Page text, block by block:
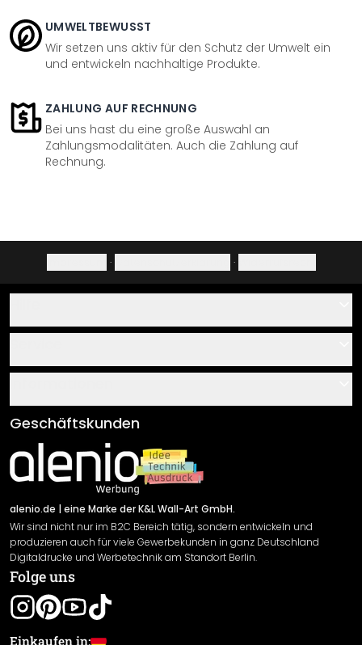
UMWELTBEWUSST
Wir setzen uns aktiv für den Schutz der Umwelt ein
und entwickeln nachhaltige Produkte.
ZAHLUNG AUF RECHNUNG
Bei uns hast du eine große Auswahl an
Zahlungsmodalitäten. Auch die Zahlung auf
Rechnung.
· ·
Über uns
Klebe- und Montageanleitungen
Newsletter An-/Abmeldung
Sendungsverfolgung
AGB
Impressum
Versand & Zahlung
Rücksendung
Widerrufsrecht
Datenschutzerklärung
Gewährleistung
Leistungserklärung / CE-Zeichen
Cookie Einstellungen
Geschäftskunden
alenio.de | eine Marke der K&L Wall-Art GmbH.
Wir sind nicht nur im B2C Bereich tätig, sondern entwickeln und
produzieren auch für viele Gewerbekunden in ganz Deutschland
Digitaldrucke und Werbetechnik am Standort Berlin.
Folge uns
Einkaufen in: